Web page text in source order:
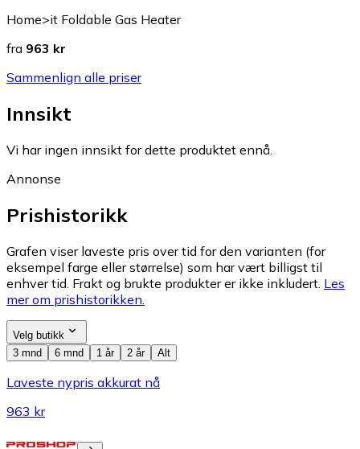
Home>it Foldable Gas Heater
fra 963 kr
Sammenlign alle priser
Innsikt
Vi har ingen innsikt for dette produktet ennå.
Annonse
Prishistorikk
Grafen viser laveste pris over tid for den varianten (for
eksempel farge eller størrelse) som har vært billigst til
enhver tid. Frakt og brukte produkter er ikke inkludert. Les
mer om prishistorikken.
Velg butikk
3 mnd
6 mnd 1 år 2 år Alt
Laveste nypris akkurat nå
963 kr